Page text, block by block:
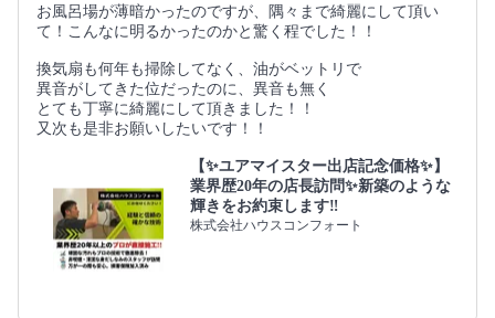
お風呂場が薄暗かったのですが、隅々まで綺麗にして頂い
て！こんなに明るかったのかと驚く程でした！！
換気扇も何年も掃除してなく、油がベットリで
異音がしてきた位だったのに、異音も無く
とても丁寧に綺麗にして頂きました！！
又次も是非お願いしたいです！！
【✨ユアマイスター出店記念価格✨】
業界歴20年の店長訪問✨新築のような
輝きをお約束します‼️
株式会社ハウスコンフォート